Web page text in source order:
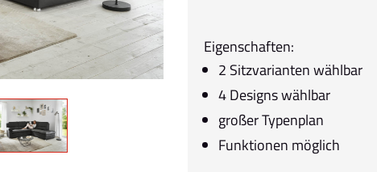
Eigenschaften:
2 Sitzvarianten wählbar
4 Designs wählbar
großer Typenplan
Funktionen möglich